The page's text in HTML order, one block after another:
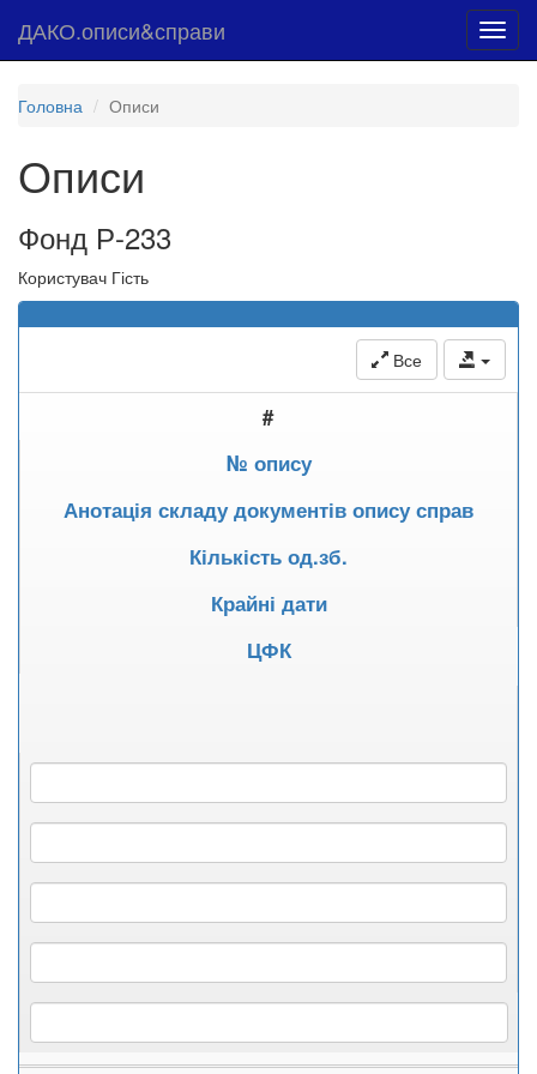
ДАКО.описи&справи
Головна Описи
Описи
Фонд Р-233
Користувач Гість
Все
#
№ опису
Анотація складу документів опису справ
Кількість од.зб.
Крайні дати
ЦФК